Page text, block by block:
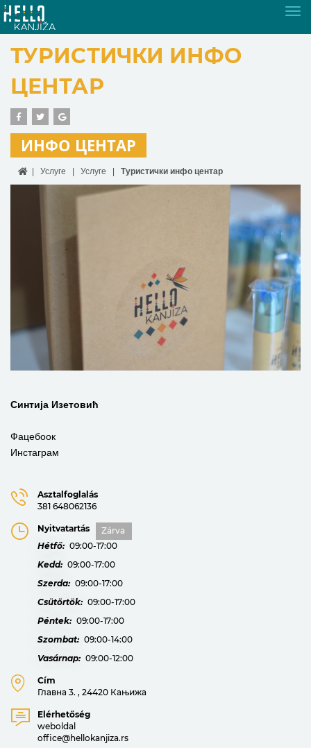
ТУРИСТИЧКИ ИНФО
ЦЕНТАР
ИНФО ЦЕНТАР
Услуге Услуге Туристички инфо центар
Синтија Изетовић
Фацебоок
Инстаграм
Asztalfoglalás
381 648062136
Nyitvatartás
Zárva
Hétfő: 09:00-17:00
Kedd: 09:00-17:00
Szerda: 09:00-17:00
Csütörtök: 09:00-17:00
Péntek: 09:00-17:00
Szombat: 09:00-14:00
Vasárnap: 09:00-12:00
Cím
Главна 3. , 24420 Кањижа
Elérhetőség
weboldal
office@hellokanjiza.rs